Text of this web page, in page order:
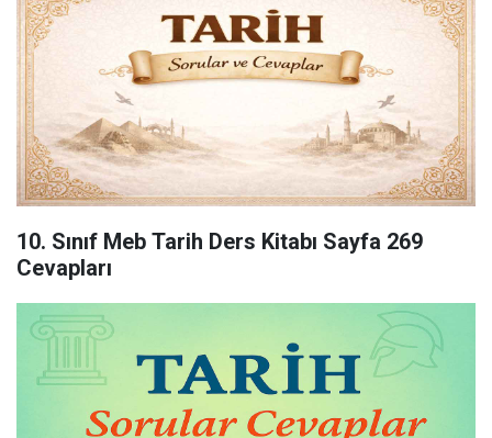
10. Sınıf Meb Tarih Ders Kitabı Sayfa 269
Cevapları